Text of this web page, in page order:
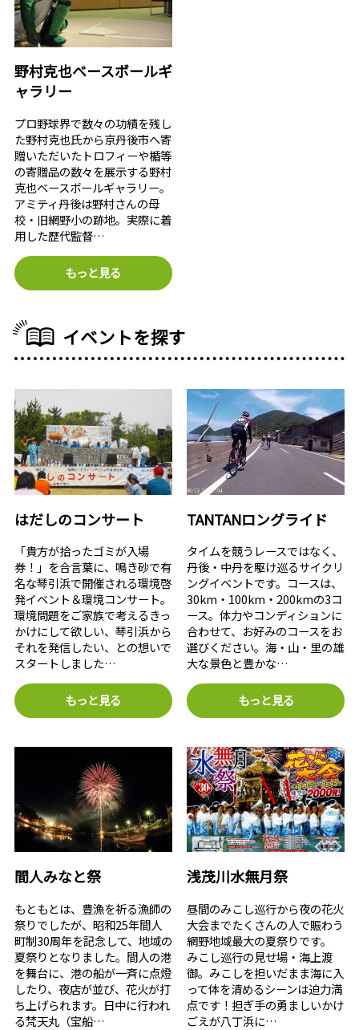
野村克也ベースボールギ
ャラリー
プロ野球界で数々の功績を残し
た野村克也氏から京丹後市へ寄
贈いただいたトロフィーや楯等
の寄贈品の数々を展示する野村
克也ベースボールギャラリー。
アミティ丹後は野村さんの母
校・旧網野小の跡地。実際に着
用した歴代監督…
もっと見る
イベントを探す
はだしのコンサート
「貴方が拾ったゴミが入場
券！」を合言葉に、鳴き砂で有
名な琴引浜で開催される環境啓
発イベント＆環境コンサート。
環境問題をご家族で考えるきっ
かけにして欲しい、琴引浜から
それを発信したい、との想いで
スタートしました…
もっと見る
TANTANロングライド
タイムを競うレースではなく、
丹後・中丹を駆け巡るサイクリ
ングイベントです。コースは、
30km・100km・200kmの3コ
ース。体力やコンディションに
合わせて、お好みのコースをお
選びください。海・山・里の雄
大な景色と豊かな…
もっと見る
間人みなと祭
もともとは、豊漁を祈る漁師の
祭りでしたが、昭和25年間人
町制30周年を記念して、地域の
夏祭りとなりました。間人の港
を舞台に、港の船が一斉に点燈
したり、夜店が並び、花火が打
ち上げられます。日中に行われ
る梵天丸（宝船…
浅茂川水無月祭
昼間のみこし巡行から夜の花火
大会までたくさんの人で賑わう
網野地域最大の夏祭りです。
みこし巡行の見せ場・海上渡
御。みこしを担いだまま海に入
って体を清めるシーンは迫力満
点です！担ぎ手の勇ましいかけ
ごえが八丁浜に…